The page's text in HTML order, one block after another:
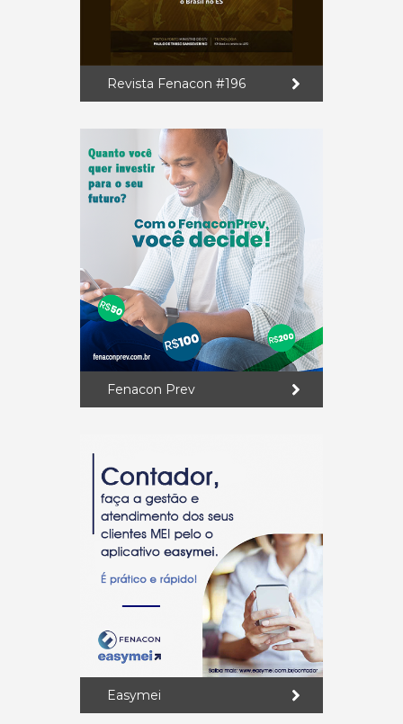
Revista Fenacon #196
Fenacon Prev
Easymei